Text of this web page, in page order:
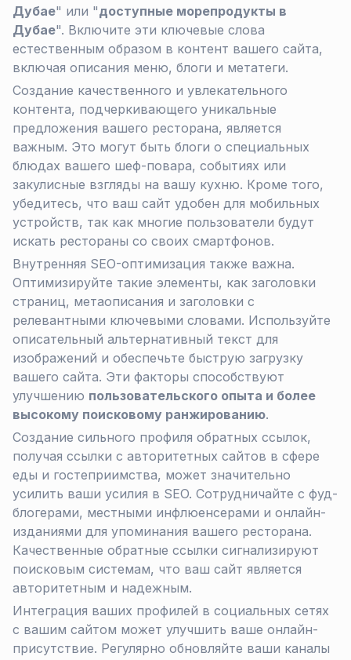
Дубае" или "доступные морепродукты в
Дубае". Включите эти ключевые слова
естественным образом в контент вашего сайта,
включая описания меню, блоги и метатеги.
Создание качественного и увлекательного
контента, подчеркивающего уникальные
предложения вашего ресторана, является
важным. Это могут быть блоги о специальных
блюдах вашего шеф-повара, событиях или
закулисные взгляды на вашу кухню. Кроме того,
убедитесь, что ваш сайт удобен для мобильных
устройств, так как многие пользователи будут
искать рестораны со своих смартфонов.
Внутренняя SEO-оптимизация также важна.
Оптимизируйте такие элементы, как заголовки
страниц, метаописания и заголовки с
релевантными ключевыми словами. Используйте
описательный альтернативный текст для
изображений и обеспечьте быструю загрузку
вашего сайта. Эти факторы способствуют
улучшению пользовательского опыта и более
высокому поисковому ранжированию.
Создание сильного профиля обратных ссылок,
получая ссылки с авторитетных сайтов в сфере
еды и гостеприимства, может значительно
усилить ваши усилия в SEO. Сотрудничайте с фуд-
блогерами, местными инфлюенсерами и онлайн-
изданиями для упоминания вашего ресторана.
Качественные обратные ссылки сигнализируют
поисковым системам, что ваш сайт является
авторитетным и надежным.
Интеграция ваших профилей в социальных сетях
с вашим сайтом может улучшить ваше онлайн-
присутствие. Регулярно обновляйте ваши каналы